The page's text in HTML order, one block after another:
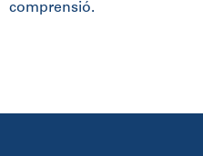
comprensió.